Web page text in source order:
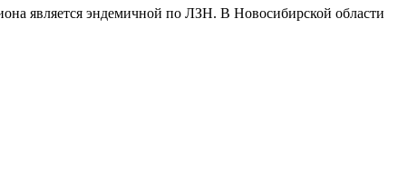
является эндемичной по ЛЗН. В Новосибирской области